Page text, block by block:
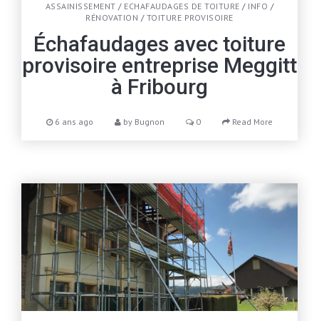
ASSAINISSEMENT / ECHAFAUDAGES DE TOITURE / INFO /
RÉNOVATION / TOITURE PROVISOIRE
Échafaudages avec toiture
provisoire entreprise Meggitt
à Fribourg
6 ans ago by Bugnon 0 Read More